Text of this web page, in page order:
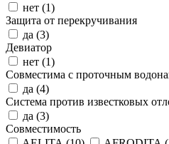
нет (1)
Защита от перекручивания
да (3)
Девиатор
нет (1)
Совместима с проточным
да (4)
Система против известковых
да (3)
Совместимость